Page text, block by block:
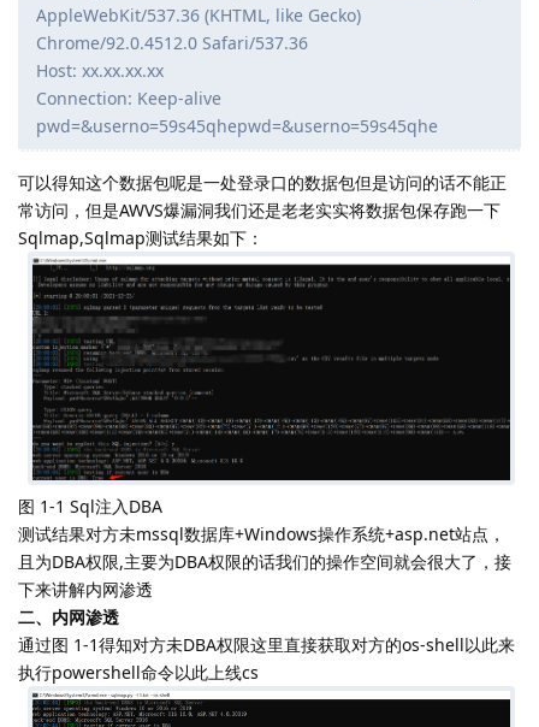
AppleWebKit/537.36 (KHTML, like Gecko)
Chrome/92.0.4512.0 Safari/537.36
Host: xx.xx.xx.xx
Connection: Keep-alive
pwd=&userno=59s45qhepwd=&userno=59s45qhe
可以得知这个数据包呢是一处登录口的数据包但是访问的话不能正
常访问，但是AWVS爆漏洞我们还是老老实实将数据包保存跑一下
Sqlmap,Sqlmap测试结果如下：
图 1-1 Sql注入DBA
测试结果对方未mssql数据库+Windows操作系统+asp.net站点，
且为DBA权限,主要为DBA权限的话我们的操作空间就会很大了，接
下来讲解内网渗透
二、内网渗透
通过图 1-1得知对方未DBA权限这里直接获取对方的os-shell以此来
执行powershell命令以此上线cs